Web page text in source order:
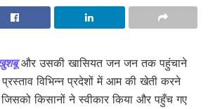
और उसकी खासियत जन जन तक पहुंचाने
विभिन्न प्रदेशों में आम की खेती करने
जिसको किसानों ने स्वीकार किया और पहुँच गए